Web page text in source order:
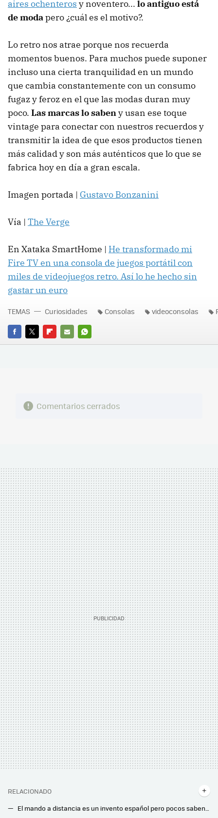
aires ochenteros y noventero... lo antiguo está
de moda pero ¿cuál es el motivo?.
Lo retro nos atrae porque nos recuerda
momentos buenos. Para muchos puede suponer
incluso una cierta tranquilidad en un mundo
que cambia constantemente con un consumo
fugaz y feroz en el que las modas duran muy
poco. Las marcas lo saben y usan ese toque
vintage para conectar con nuestros recuerdos y
transmitir la idea de que esos productos tienen
más calidad y son más auténticos que lo que se
fabrica hoy en día a gran escala.
Imagen portada | Gustavo Bonzanini
Vía | The Verge
En Xataka SmartHome | He transformado mi
Fire TV en una consola de juegos portátil con
miles de videojuegos retro. Así lo he hecho sin
gastar un euro
FACEBOOK
TWITTERFLIPBOARD
E-
WHATSAPP
TEMAS Curiosidades Consolas videoconsolas
Comentarios cerrados
RELACIONADO
El mando a distancia es un invento español pero pocos saben que llegó hace más de siglo, antes que la tele